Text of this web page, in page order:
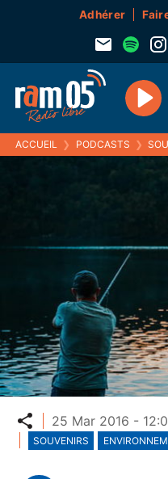
Adhérer
Play
ACCUEIL ❯ PODCASTS ❯
Partager
25 Mar 2016 -
SOUVENIRS